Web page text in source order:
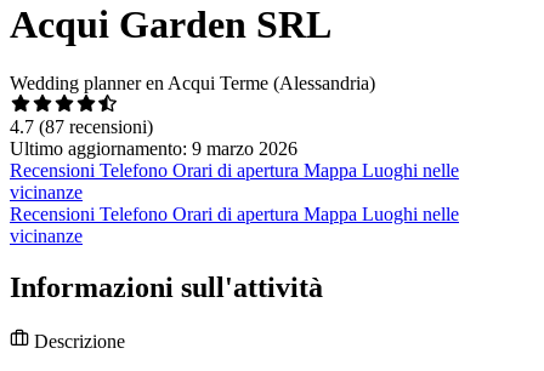
Acqui Garden SRL
Wedding planner en Acqui Terme (Alessandria)
4.7 (87 recensioni)
Ultimo aggiornamento: 9 marzo 2026
Recensioni Telefono Orari di apertura Mappa Luoghi nelle
vicinanze
Recensioni Telefono Orari di apertura Mappa Luoghi nelle
vicinanze
Informazioni sull'attività
Descrizione